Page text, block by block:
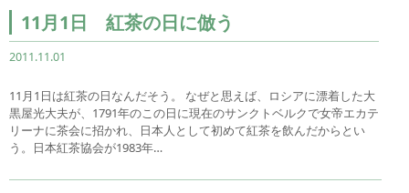
11月1日 紅茶の日に倣う
2011.11.01
11月1日は紅茶の日なんだそう。 なぜと思えば、ロシアに漂着した大
黒屋光大夫が、1791年のこの日に現在のサンクトベルクで女帝エカテ
リーナに茶会に招かれ、日本人として初めて紅茶を飲んだからとい
う。日本紅茶協会が1983年…